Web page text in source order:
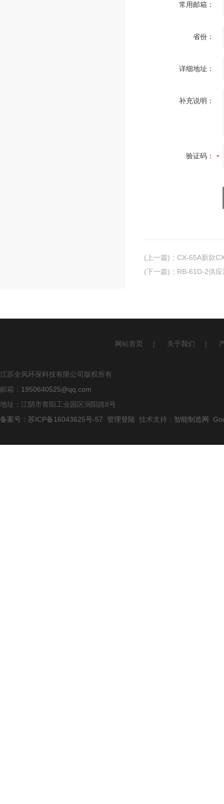
常用邮箱：
省份：
详细地址：
补充说明：
验证码：
(上一篇) ： CX-65A新款
(下一篇) ： RB-61D-2供
网站首页 | 关于我们 |
江苏全风环保科技有限公司版权所有
邮箱： 1950640525@qq.com
地址：江阴市青阳工业园区润阳路8号
备案号：苏ICP备16043625号-57
管理登陆 技术支持： 智能制造网